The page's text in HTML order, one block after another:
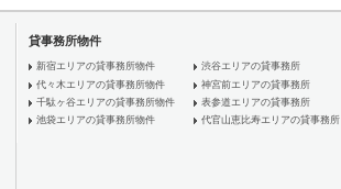
貸事務所物件
新宿エリアの貸事務所物件
代々木エリアの貸事務所物件
千駄ヶ谷エリアの貸事務所物件
池袋エリアの貸事務所物件
渋谷エリアの貸事務所
神宮前エリアの貸事務所
表参道エリアの貸事務所
代官山恵比寿エリアの貸事務所